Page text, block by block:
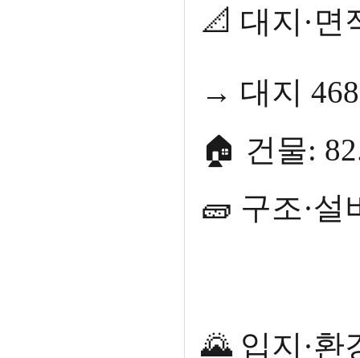
📐 대지·
→ 대지
🏠 건물:
🧱 구조·설
🌄 입지·환